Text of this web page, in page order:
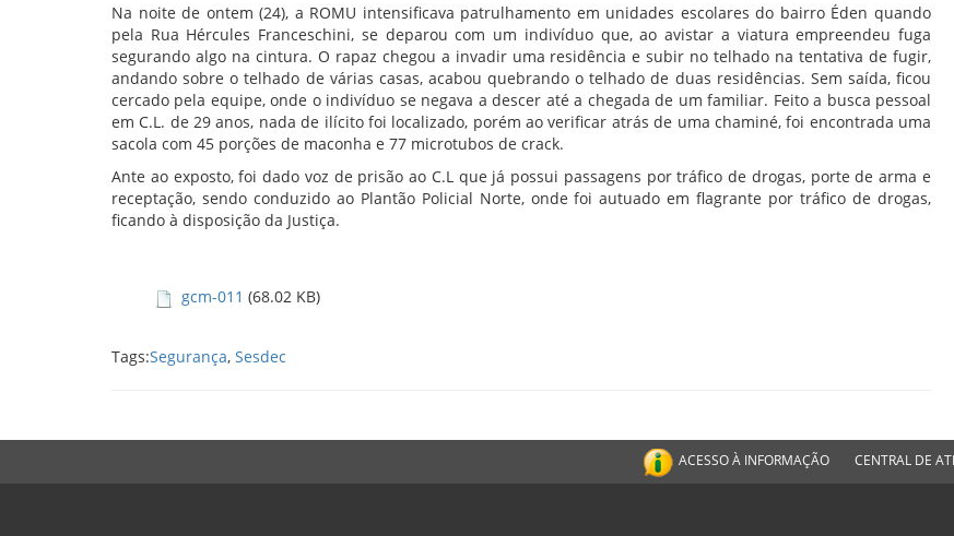
Na noite de ontem (24), a ROMU intensificava patrulhamento em unidades escolares do bairro Éden quando
pela Rua Hércules Franceschini, se deparou com um indivíduo que, ao avistar a viatura empreendeu fuga
segurando algo na cintura. O rapaz chegou a invadir uma residência e subir no telhado na tentativa de fugir,
andando sobre o telhado de várias casas, acabou quebrando o telhado de duas residências. Sem saída, ficou
cercado pela equipe, onde o indivíduo se negava a descer até a chegada de um familiar. Feito a busca pessoal
em C.L. de 29 anos, nada de ilícito foi localizado, porém ao verificar atrás de uma chaminé, foi encontrada uma
sacola com 45 porções de maconha e 77 microtubos de crack.
Ante ao exposto, foi dado voz de prisão ao C.L que já possui passagens por tráfico de drogas, porte de arma e
receptação, sendo conduzido ao Plantão Policial Norte, onde foi autuado em flagrante por tráfico de drogas,
ficando à disposição da Justiça.
gcm-011 (68.02 KB)
Tags:Segurança, Sesdec
ACESSO À INFORMAÇÃO CENTRAL DE